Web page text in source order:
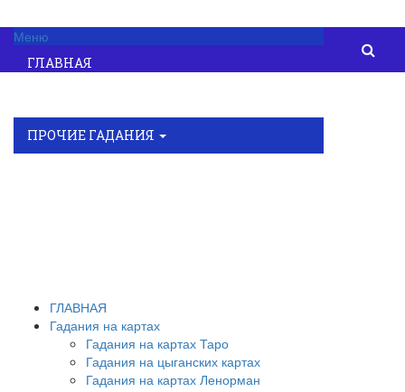
Меню
ГЛАВНАЯ
ПРОЧИЕ ГАДАНИЯ
ГЛАВНАЯ
Гадания на картах
Гадания на картах Таро
Гадания на цыганских картах
Гадания на картах Ленорман